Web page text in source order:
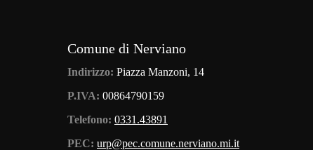
Comune di Nerviano
Indirizzo: Piazza Manzoni, 14
P.IVA: 00864790159
Telefono: 0331.43891
PEC: urp@pec.comune.nerviano.mi.it